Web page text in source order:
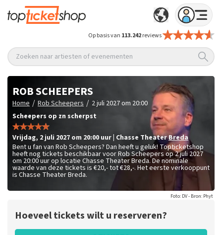
Op basis van 113.242reviews
Zoeken naar artiesten of evenementen
ROB SCHEEPERS
Home / Rob Scheepers / 2 juli 2027 om 20:00
Scheepers op zn scherpst
vrijdag, 2 juli 2027 om 20:00 uur Chasse TheaterBreda
Bent u fan van Rob Scheepers? Dan heeft u geluk! Topticketshop
heeft nog tickets beschikbaar voor Rob Scheepers op 2 juli 2027
om 20:00 uur op locatie Chasse Theater Breda. De nominale
waarde van deze tickets is €20,- tot €28,-. Het eerste verkooppunt
is Chasse Theater Breda.
Foto: DV - Bron: Phyt
Hoeveel tickets wilt u reserveren?